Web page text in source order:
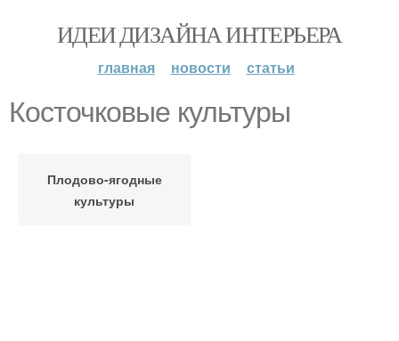
ИДЕИ ДИЗАЙНА ИНТЕРЬЕРА
главная новости статьи
Косточковые культуры
Плодово-ягодные
культуры